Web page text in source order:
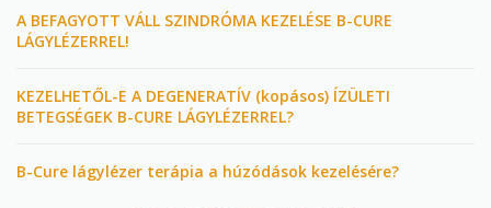
A BEFAGYOTT VÁLL SZINDRÓMA KEZELÉSE B-CURE
LÁGYLÉZERREL!
KEZELHETŐL-E A DEGENERATÍV (kopásos) ÍZÜLETI
BETEGSÉGEK B-CURE LÁGYLÉZERREL?
B-Cure lágylézer terápia a húzódások kezelésére?